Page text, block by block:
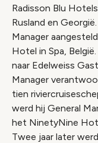
Radisson Blu
Rusland en
Manager
Hotel in Spa,
naar Edelweiss
Manager
tien
werd hij General
het NinetyNine
Twee jaar later